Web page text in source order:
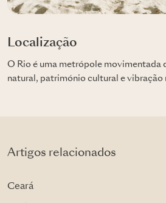
Localização
O Rio é uma metrópole movimentada
natural, património cultural e vibração
Artigos relacionados
Ceará